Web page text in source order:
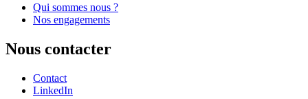
Qui sommes nous ?
Nos engagements
Nous contacter
Contact
LinkedIn